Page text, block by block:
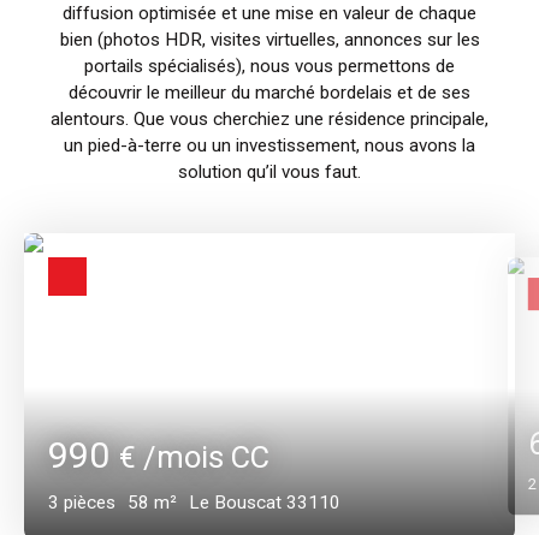
diffusion optimisée et une mise en valeur de chaque
bien (photos HDR, visites virtuelles, annonces sur les
portails spécialisés), nous vous permettons de
découvrir le meilleur du marché bordelais et de ses
alentours. Que vous cherchiez une résidence principale,
un pied-à-terre ou un investissement, nous avons la
solution qu’il vous faut.
990€ /mois CC
3 pièces 58 m² Le Bouscat 33110